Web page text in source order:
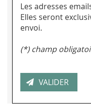
Les adresses
Elles seront
envoi.
(*) champ